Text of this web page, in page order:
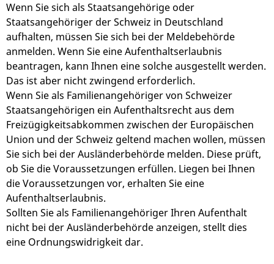
Wenn Sie sich als Staatsangehörige oder
Staatsangehöriger der Schweiz in Deutschland
aufhalten, müssen Sie sich bei der Meldebehörde
anmelden. Wenn Sie eine Aufenthaltserlaubnis
beantragen, kann Ihnen eine solche ausgestellt werden.
Das ist aber nicht zwingend erforderlich.
Wenn Sie als Familienangehöriger von Schweizer
Staatsangehörigen ein Aufenthaltsrecht aus dem
Freizügigkeitsabkommen zwischen der Europäischen
Union und der Schweiz geltend machen wollen, müssen
Sie sich bei der Ausländerbehörde melden. Diese prüft,
ob Sie die Voraussetzungen erfüllen. Liegen bei Ihnen
die Voraussetzungen vor, erhalten Sie eine
Aufenthaltserlaubnis.
Sollten Sie als Familienangehöriger Ihren Aufenthalt
nicht bei der Ausländerbehörde anzeigen, stellt dies
eine Ordnungswidrigkeit dar.